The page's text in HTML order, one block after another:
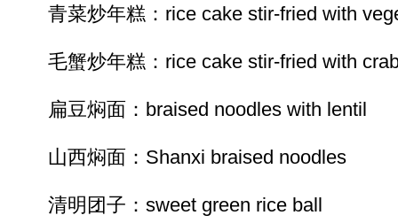
青菜炒年糕：rice cake stir-fried with
毛蟹炒年糕：rice cake stir-fried with
扁豆焖面：braised noodles with lentil
山西焖面：Shanxi braised noodles
清明团子：sweet green rice ball